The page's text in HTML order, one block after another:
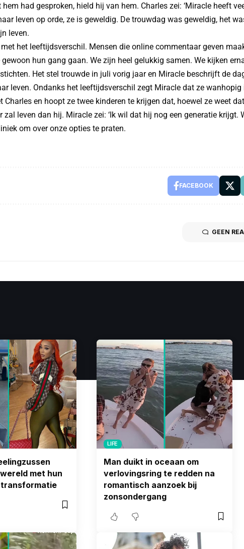
had gesproken, hield hij van hem. Charles zei: ‘Miracle heeft
leven op orde, ze is geweldig. De trouwdag was geweldig, het
leven.
het leeftijdsverschil. Mensen die online commentaar geven
hun gang gaan. We zijn heel gelukkig samen. We kijken
Het stel trouwde in juli vorig jaar en Miracle beschrijft de
leven. Ondanks het leeftijdsverschil zegt Miracle dat ze wanhopig
Charles en hoopt ze twee kinderen te krijgen dat, hoewel ze weet
leven dan hij. Miracle zei: ‘Ik wil dat hij nog een generatie krijgt.
om over onze opties te praten.
FACEBOOK
GEEN
met hun
LIFE
Man duikt in oceaan om
verlovingsring te redden na
romantisch aanzoek bij
zonsondergang